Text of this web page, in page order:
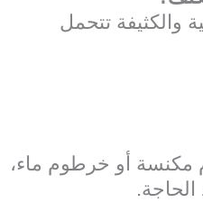
والكثيفة تتحمل
مكنسة أو خرطوم ماء،